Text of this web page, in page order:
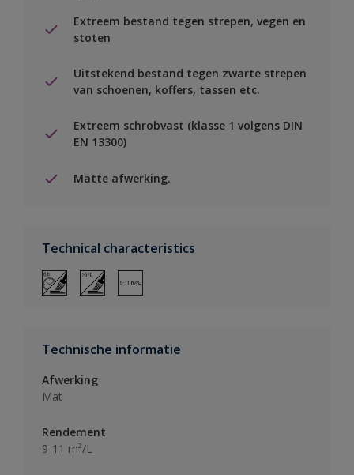
Extreem bestand tegen strepen, vegen en
stoten
Uitstekend bestand tegen zwarte strepen
van schoenen, koffers, tassen etc.
Extreem schrobvast (klasse 1 volgens DIN
EN 13300)
Matte afwerking.
Technical characteristics
Technische informatie
Afwerking
Mat
Rendement
9-11 m²/L